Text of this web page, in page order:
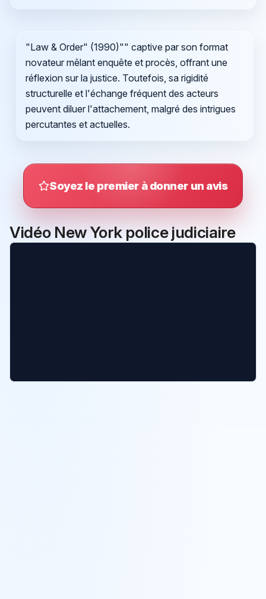
"Law & Order" (1990)"" captive par son format
novateur mêlant enquête et procès, offrant une
réflexion sur la justice. Toutefois, sa rigidité
structurelle et l'échange fréquent des acteurs
peuvent diluer l'attachement, malgré des intrigues
percutantes et actuelles.
Soyez le premier à donner un avis
Vidéo New York police judiciaire